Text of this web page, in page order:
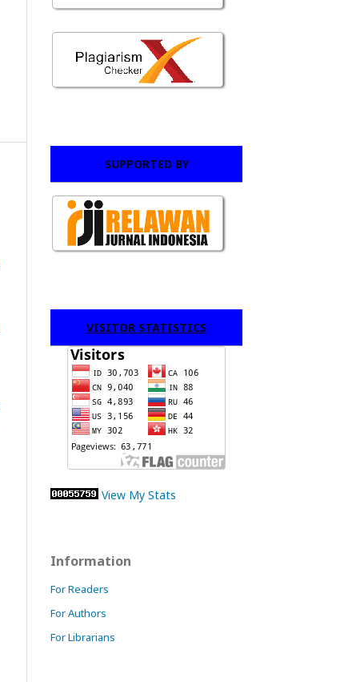
SUPPORTED BY
VISITOR STATISTICS
View My Stats
Information
For Readers
For Authors
For Librarians